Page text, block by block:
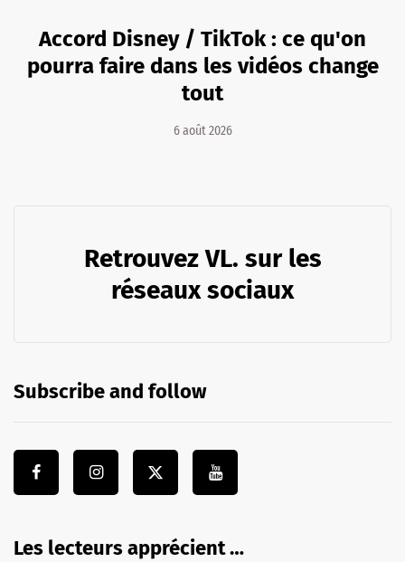
Accord Disney / TikTok : ce qu'on
pourra faire dans les vidéos change
tout
6 août 2026
Retrouvez VL. sur les
réseaux sociaux
Subscribe and follow
Les lecteurs apprécient …